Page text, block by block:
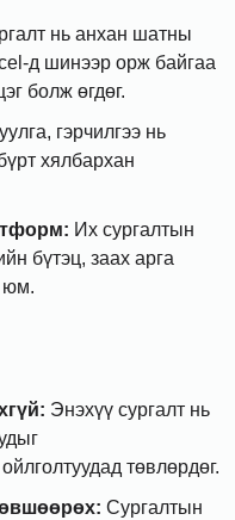
нь анхан шатны
д шинээр орж байгаа
болж өгдөг.
гэрчилгээ нь
хялбархан
Их сургалтын
бүтэц, заах арга
юм.
Энэхүү сургалт нь
төвлөрдөг.
Сургалтын